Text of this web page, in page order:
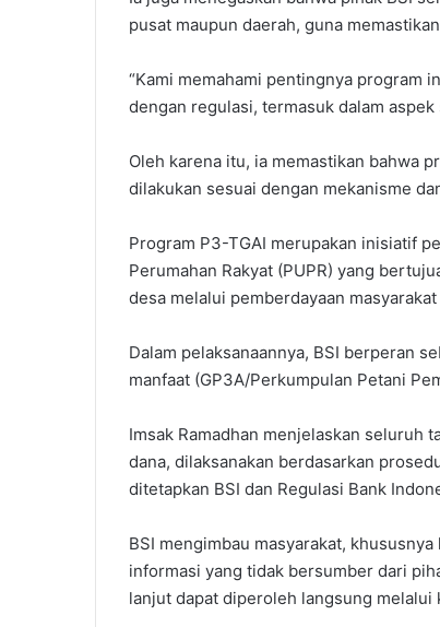
pusat maupun daerah, guna
“Kami memahami pentingnya program
dengan regulasi, termasuk dalam
Oleh karena itu, ia memastikan bahwa
dilakukan sesuai dengan mekanisme
Program P3-TGAI merupakan inisiatif
Perumahan Rakyat (PUPR) yang
desa melalui pemberdayaan
Dalam pelaksanaannya, BSI berperan
manfaat (GP3A/Perkumpulan Petani
Imsak Ramadhan menjelaskan seluruh
dana, dilaksanakan berdasarkan
ditetapkan BSI dan Regulasi Bank
BSI mengimbau masyarakat,
informasi yang tidak bersumber dari
lanjut dapat diperoleh langsung melalui